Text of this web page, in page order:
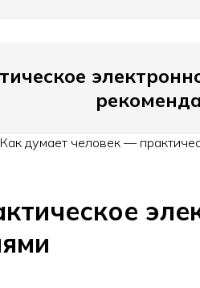
Как думает человек —